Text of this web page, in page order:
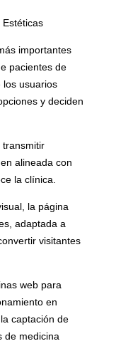
importantes
pacientes de
los usuarios
y deciden
transmitir
alineada con
la clínica.
la página
adaptada a
visitantes
web para
en
captación de
de medicina